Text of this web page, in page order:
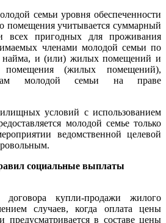
семьи уровня обеспеченности
помещения учитывается суммарный
всех пригодных для проживания
членами молодой семьи по
найма, и (или) жилых помещений и
(жилых помещений),
молодой семьи на праве
условий с использованием
молодой семье только
ведомственной целевой
социальные выплаты
купли-продажи жилого
случаев, когда оплата цены
предусматривается в составе цены